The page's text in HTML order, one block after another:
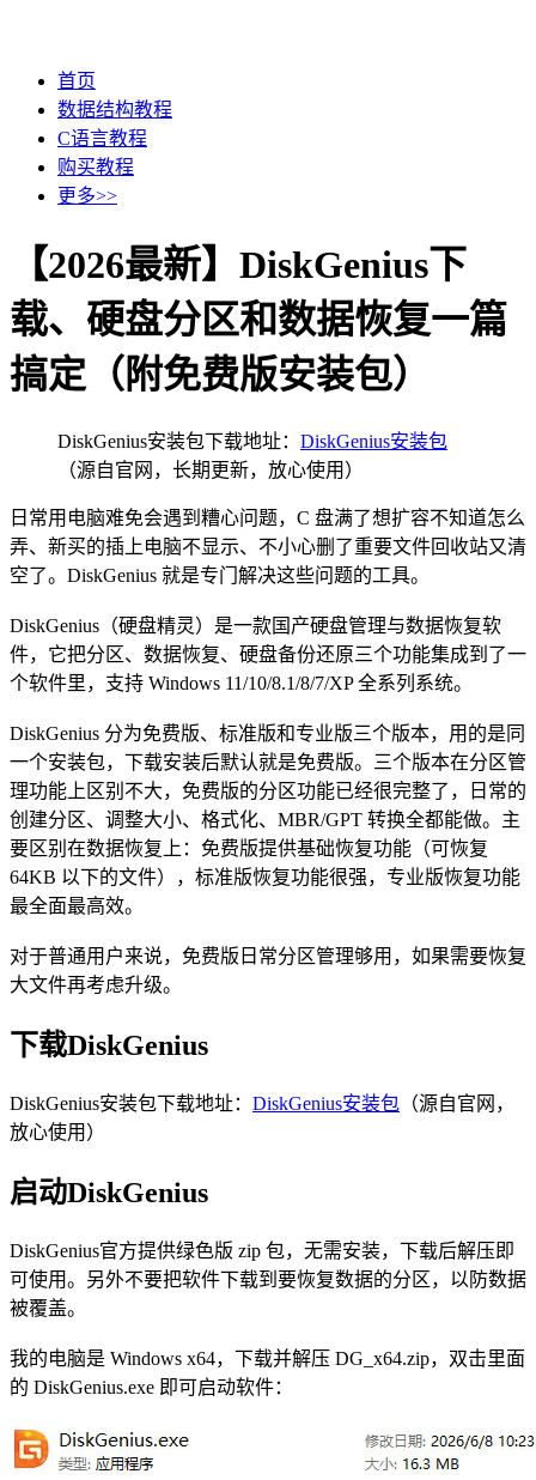
首页
数据结构教程
C语言教程
购买教程
更多>>
【2026最新】DiskGenius下
载、硬盘分区和数据恢复一篇
搞定（附免费版安装包）
DiskGenius安装包下载地址： DiskGenius安装包
（源自官网，长期更新，放心使用）
日常用电脑难免会遇到糟心问题，C 盘满了想扩容不知道怎么
弄、新买的插上电脑不显示、不小心删了重要文件回收站又清
空了。DiskGenius 就是专门解决这些问题的工具。
DiskGenius（硬盘精灵）是一款国产硬盘管理与数据恢复软
件，它把分区、数据恢复、硬盘备份还原三个功能集成到了一
个软件里，支持 Windows 11/10/8.1/8/7/XP 全系列系统。
DiskGenius 分为免费版、标准版和专业版三个版本，用的是同
一个安装包，下载安装后默认就是免费版。三个版本在分区管
理功能上区别不大，免费版的分区功能已经很完整了，日常的
创建分区、调整大小、格式化、MBR/GPT 转换全都能做。主
要区别在数据恢复上：免费版提供基础恢复功能（可恢复
64KB 以下的文件），标准版恢复功能很强，专业版恢复功能
最全面最高效。
对于普通用户来说，免费版日常分区管理够用，如果需要恢复
大文件再考虑升级。
下载DiskGenius
DiskGenius安装包下载地址： DiskGenius安装包 （源自官网，
放心使用）
启动DiskGenius
DiskGenius官方提供绿色版 zip 包，无需安装，下载后解压即
可使用。另外不要把软件下载到要恢复数据的分区，以防数据
被覆盖。
我的电脑是 Windows x64，下载并解压 DG_x64.zip，双击里面
的 DiskGenius.exe 即可启动软件：